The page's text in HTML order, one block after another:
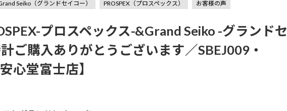
Seiko（グランドセイコー） PROSPEX（プロスペックス） お客様の声
プロスペックス-&Grand Seiko -グランドセ
ご購入ありがとうございます／SBEJ009・
心堂富士店】